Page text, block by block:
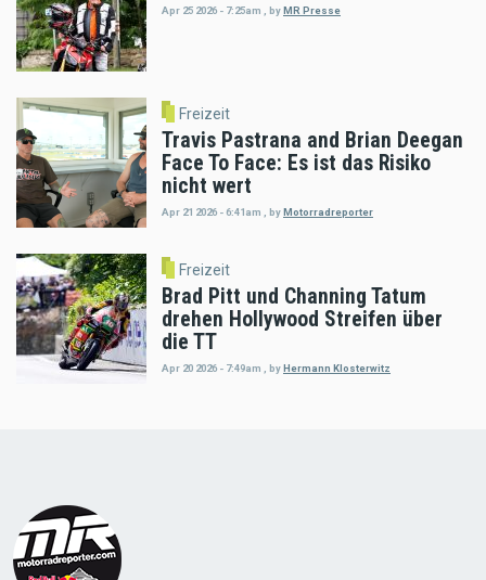
Apr 25 2026 - 7:25am , byMR Presse
Freizeit
Travis Pastrana and Brian Deegan
Face To Face: Es ist das Risiko
nicht wert
Apr 21 2026 - 6:41am byMotorradreporter
Freizeit
Brad Pitt und Channing Tatum
drehen Hollywood Streifen über
die TT
Apr 20 2026 - 7:49am byHermann Klosterwitz